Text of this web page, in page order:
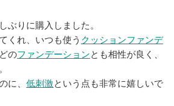
ぶりに購入しました。
くれ、いつも使う クッションファンデ
のファンデーションとも相性が良く、
に、 低刺激という点も非常に嬉しいで